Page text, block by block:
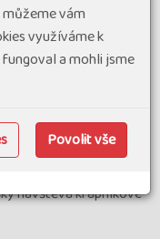
bungalovech
lodí s pozorováním
kteří zde hnízdí.
lodí na
neproniknutelnými
návštěva krápníkové
vám
využíváme k
a mohli jsme
Povolit vše